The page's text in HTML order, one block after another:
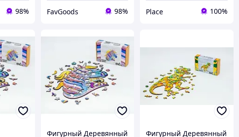
98% FavGoods 98% Place 100%
Фигурный Деревянный
Фигурный Деревянный